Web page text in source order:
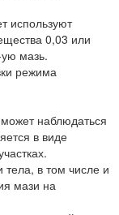
используют
0,03 или
мазь.
режима
наблюдаться
в виде
в том числе и
мази на